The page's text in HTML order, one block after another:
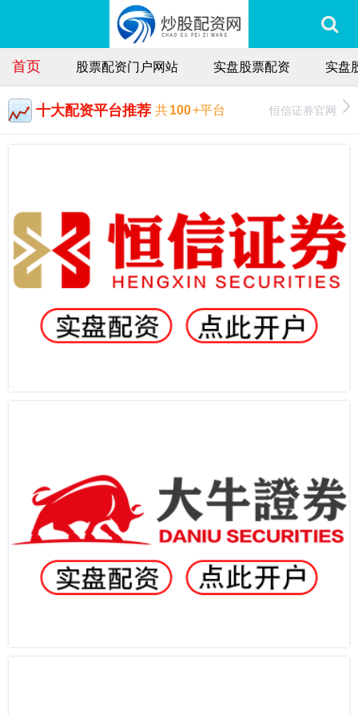
首页 股票配资门户网站 实盘股票配资 实盘
十大配资平台推荐 共100+平台 恒信证券官网